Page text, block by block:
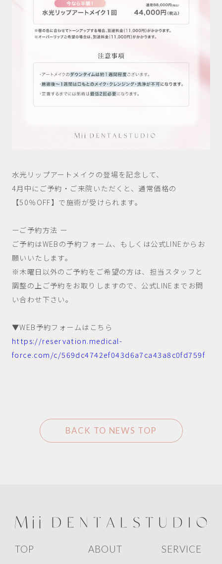
水光リップアートメイクの登場を記念して、
4月中にご予約・ご来院いただくと、通常価格の
【50％OFF】で施術が受けられます。
ーご予約方法 ー
ご予約はWEBの予約フォーム、もしくは公式LINEからお
願いいたします。
※木曜日以外のご予約をご希望の方は、担当スタッフと
調整の上ご予約をお取りしますので、公式LINEまでお問
い合わせ下さい。
▼WEB予約フォームはこちら
https://reservation.medical-
force.com/c/569dc4742ef043d6a7ca43a8c0fd759f
BACK TO NEWS TOP
TOP ABOUT
SERVICE